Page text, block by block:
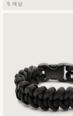
5 색상